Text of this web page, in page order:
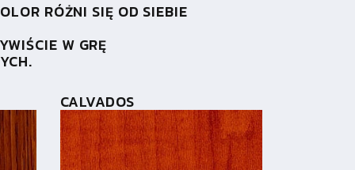
RÓŻNI SIĘ OD SIEBIE
W GRĘ
CALVADOS